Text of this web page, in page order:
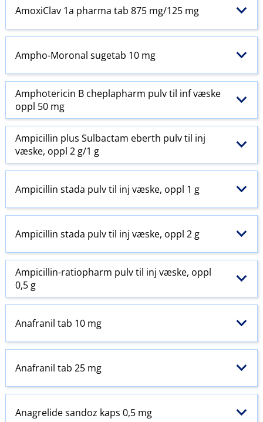
AmoxiClav 1a pharma tab 875 mg/125 mg
Ampho-Moronal sugetab 10 mg
Amphotericin B cheplapharm pulv til inf væske
oppl 50 mg
Ampicillin plus Sulbactam eberth pulv til inj
væske, oppl 2 g/1 g
Ampicillin stada pulv til inj væske, oppl 1 g
Ampicillin stada pulv til inj væske, oppl 2 g
Ampicillin-ratiopharm pulv til inj væske, oppl
0,5 g
Anafranil tab 10 mg
Anafranil tab 25 mg
Anagrelide sandoz kaps 0,5 mg